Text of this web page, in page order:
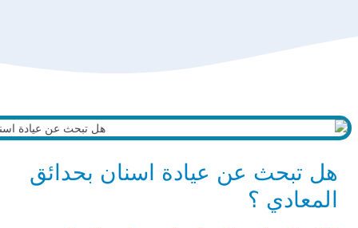
هل تبحث عن عيادة اسنان بحدائق
المعادي ؟